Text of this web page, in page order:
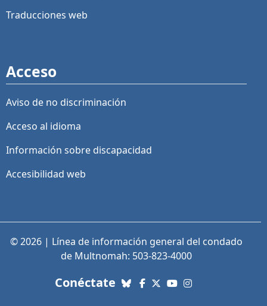
Traducciones web
Acceso
Aviso de no discriminación
Acceso al idioma
Información sobre discapacidad
Accesibilidad web
© 2026 | Línea de información general del condado
de Multnomah: 503-823-4000
Conéctate con nosotros. Enlaces a
Bluesky
Facebook
X (Twitter)
YouTube
Instagram